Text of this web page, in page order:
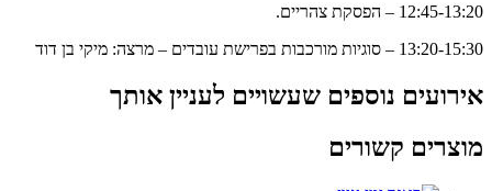
12:45-13:20 – הפסקת צהריים.
13:20-15:30 – סוגיות מורכבות בפרישת עובדים – מרצה: מיקי בן דוד
אירועים נוספים שעשויים לעניין אותך
מוצרים קשורים